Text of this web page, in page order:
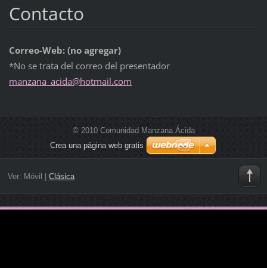
Contacto
Correo-Web: (no agregar)
*No se trata del correo del presentador
manzana_ acida@hotmail.com
© 2010 Comunidad Manzana Ácida
Crea una página web gratis
Ver: Móvil Clásica